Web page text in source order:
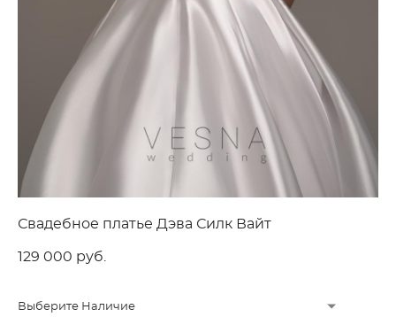
Свадебное платье Дэва Силк Вайт
129 000 pуб.
Выберите Наличие